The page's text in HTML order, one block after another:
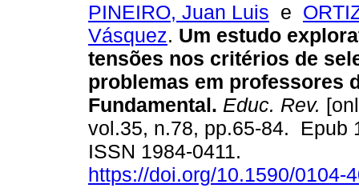
PINEIRO, Juan Luis e
Vásquez. Um estudo
tensões nos critérios de
problemas em professores
Fundamental. Educ. Rev.
vol.35, n.78, pp.65-84. Epub
ISSN 1984-0411.
https://doi.org/10.1590/0104-